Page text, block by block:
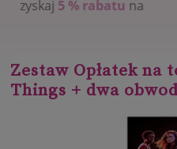
na
Zestaw Opłatek na
Things + dwa